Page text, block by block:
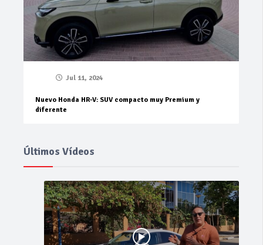
Jul 11, 2024
Nuevo Honda HR-V: SUV compacto muy Premium y
diferente
Últimos Vídeos